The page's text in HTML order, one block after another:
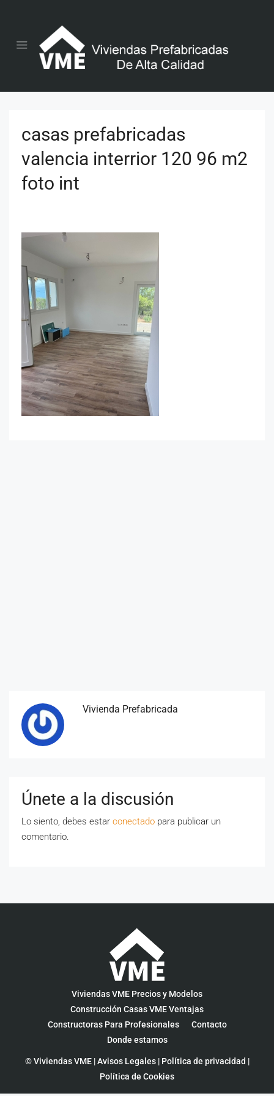
casas prefabricadas
valencia interrior 120 96 m2
foto int
Vivienda Prefabricada
Únete a la discusión
Lo siento, debes estar conectado para publicar un
comentario.
Viviendas VME Precios y Modelos
Construcción Casas VME Ventajas
Constructoras Para Profesionales
Contacto
Donde estamos
© Viviendas VME |Avisos Legales| Política de privacidad |
Política de Cookies